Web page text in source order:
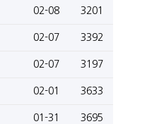
02-08 3201
02-07 3392
02-07 3197
02-01 3633
01-31 3695